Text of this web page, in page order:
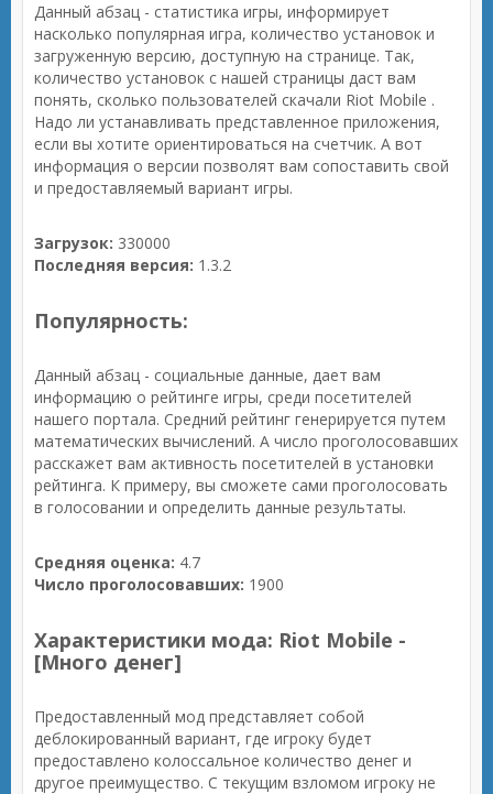
Данный абзац - статистика игры, информирует
насколько популярная игра, количество установок и
загруженную версию, доступную на странице. Так,
количество установок с нашей страницы даст вам
понять, сколько пользователей скачали Riot Mobile .
Надо ли устанавливать представленное приложения,
если вы хотите ориентироваться на счетчик. А вот
информация о версии позволят вам сопоставить свой
и предоставляемый вариант игры.
Загрузок: 330000
Последняя версия: 1.3.2
Популярность:
Данный абзац - социальные данные, дает вам
информацию о рейтинге игры, среди посетителей
нашего портала. Средний рейтинг генерируется путем
математических вычислений. А число проголосовавших
расскажет вам активность посетителей в установки
рейтинга. К примеру, вы сможете сами проголосовать
в голосовании и определить данные результаты.
Средняя оценка: 4.7
Число проголосовавших: 1900
Характеристики мода: Riot Mobile -
[Много денег]
Предоставленный мод представляет собой
деблокированный вариант, где игроку будет
предоставлено колоссальное количество денег и
другое преимущество. С текущим взломом игроку не